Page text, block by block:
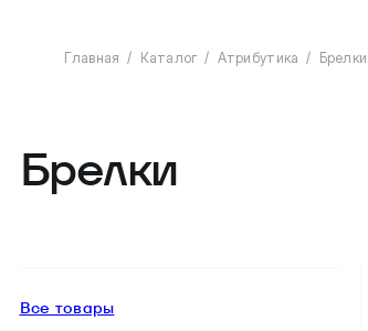
Главная Каталог Атрибутика Брелки
Брелки
Все товары